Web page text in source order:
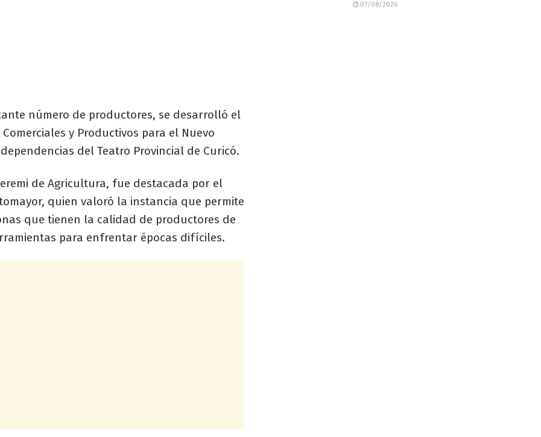
número de productores, se desarrolló el
y Productivos para el Nuevo
del Teatro Provincial de Curicó.
de Agricultura, fue destacada por el
quien valoró la instancia que permite
que tienen la calidad de productores de
para enfrentar épocas difíciles.
07/08/2026